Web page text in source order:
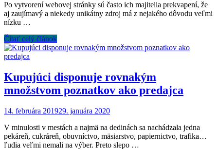
Po vytvorení webovej stránky sú často ich majitelia prekvapení, že
aj zaujímavý a niekedy unikátny zdroj má z nejakého dôvodu veľmi
nízku …
Čítať celý článok
Kupujúci disponuje rovnakým
množstvom poznatkov ako predajca
14. februára 201929. januára 2020
V minulosti v mestách a najmä na dedinách sa nachádzala jedna
pekáreň, cukráreň, obuvníctvo, mäsiarstvo, papiernictvo, trafika…
ľudia veľmi nemali na výber. Preto slepo …